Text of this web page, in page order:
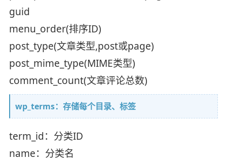
guid
menu_order(排序ID)
post_type(文章类型,post或page)
post_mime_type(MIME类型)
comment_count(文章评论总数)
wp_terms：存储每个目录、标签
term_id：分类ID
name：分类名